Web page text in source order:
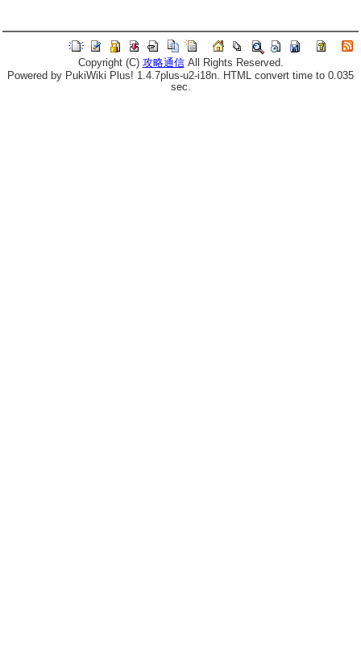
Copyright (C) 攻略通信All Rights Reserved.
Powered by PukiWiki Plus! 1.4.7plus-u2-i18n. HTML convert time to 0.035
sec.